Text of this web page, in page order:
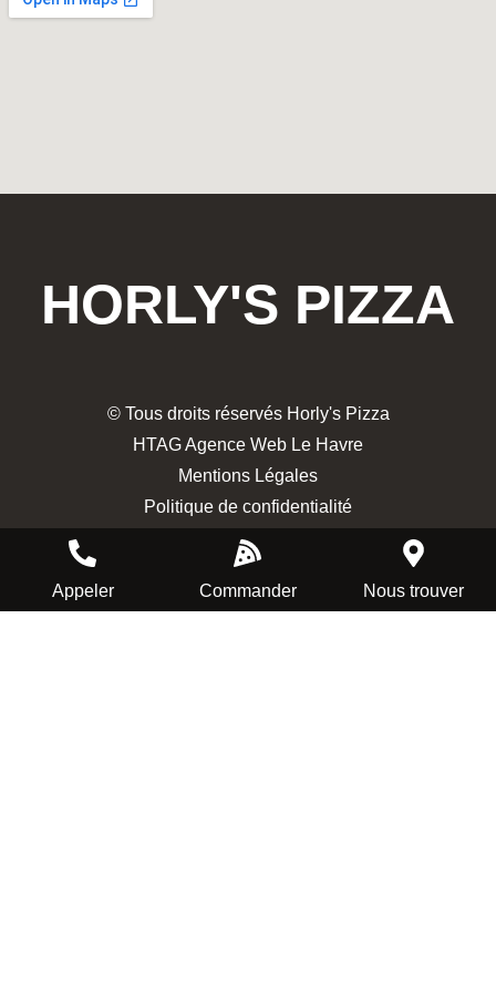
HORLY'S PIZZA
© Tous droits réservés Horly's Pizza
HTAG Agence Web Le Havre
Mentions Légales
Politique de confidentialité
Appeler Commander Nous trouver